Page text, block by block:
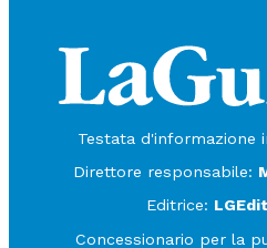
Testata d'informazione
Direttore responsabile:
Editrice:
Concessionario per la